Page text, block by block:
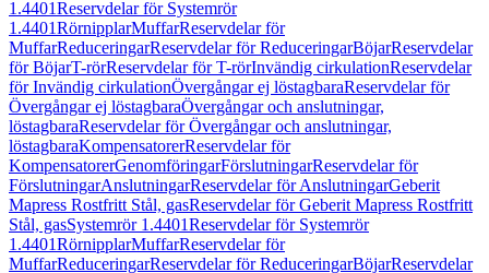
1.4401Reservdelar för Systemrör
1.4401RörnipplarMuffarReservdelar för
MuffarReduceringarReservdelar för ReduceringarBöjarReservdelar
för BöjarT-rörReservdelar för T-rörInvändig cirkulationReservdelar
för Invändig cirkulationÖvergångar ej löstagbaraReservdelar för
Övergångar ej löstagbaraÖvergångar och anslutningar,
löstagbaraReservdelar för Övergångar och anslutningar,
löstagbaraKompensatorerReservdelar för
KompensatorerGenomföringarFörslutningarReservdelar för
FörslutningarAnslutningarReservdelar för AnslutningarGeberit
Mapress Rostfritt Stål, gasReservdelar för Geberit Mapress Rostfritt
Stål, gasSystemrör 1.4401Reservdelar för Systemrör
1.4401RörnipplarMuffarReservdelar för
MuffarReduceringarReservdelar för ReduceringarBöjarReservdelar